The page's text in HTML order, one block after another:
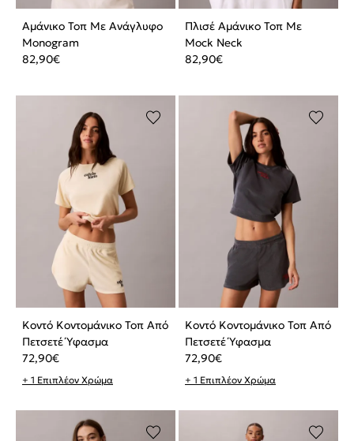
Αμάνικο Τοπ Με Ανάγλυφο
Monogram
82,90€
Πλισέ Αμάνικο Τοπ Με
Mock Neck
82,90€
Κοντό Κοντομάνικο Τοπ Από
Πετσετέ Ύφασμα
72,90€
+ 1 Επιπλέον Χρώμα
Κοντό Κοντομάνικο Τοπ Από
Πετσετέ Ύφασμα
72,90€
+ 1 Επιπλέον Χρώμα